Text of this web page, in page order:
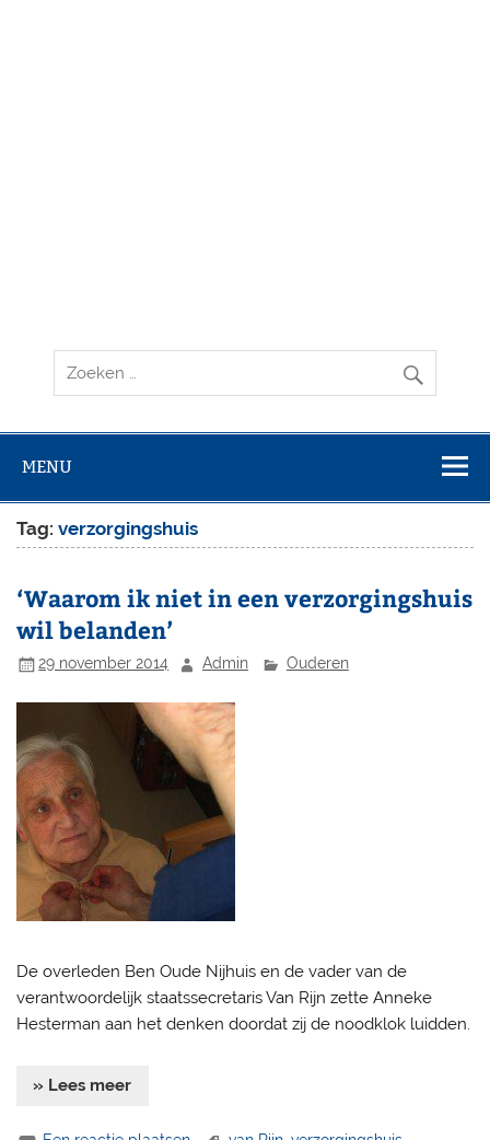
MENU
Tag:verzorgingshuis
‘Waarom ik niet in een verzorgingshuis
wil belanden’
29 november 2014 Admin Ouderen
De overleden Ben Oude Nijhuis en de vader van de
verantwoordelijk staatssecretaris Van Rijn zette Anneke
Hesterman aan het denken doordat zij de noodklok luidden.
» Lees meer